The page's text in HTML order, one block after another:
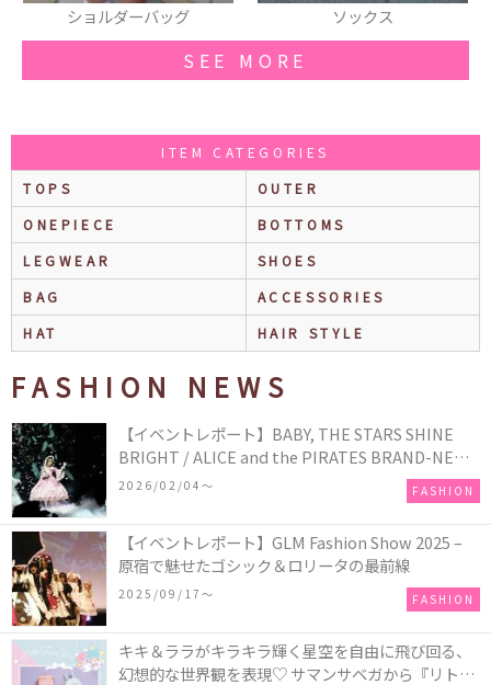
SEE MORE
ITEM CATEGORIES
TOPS
OUTER
ONEPIECE
BOTTOMS
LEGWEAR
SHOES
BAG
ACCESSORIES
HAT
HAIR STYLE
FASHION NEWS
【イベントレポート】BABY, THE STARS SHINE
BRIGHT / ALICE and the PIRATES BRAND-NEW
COLLECTION in TOKYO
2026/02/04〜 FASHION
【イベントレポート】GLM Fashion Show 2025 –
原宿で魅せたゴシック＆ロリータの最前線
2025/09/17〜 FASHION
キキ＆ララがキラキラ輝く星空を自由に飛び回る、
幻想的な世界観を表現♡ サマンサベガから『リトル